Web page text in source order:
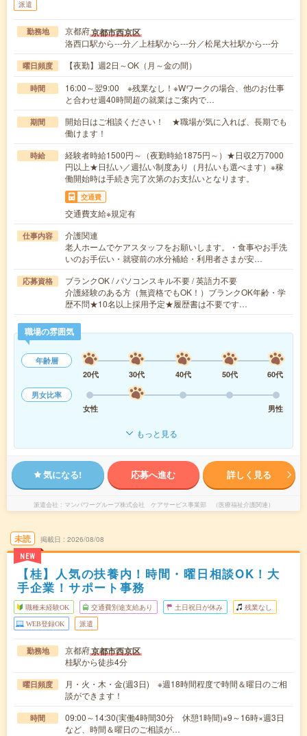
派遣
勤務地 京都府京都市西京区
洛西口駅から---分／上桂駅から---分／松尾大社駅から---分
曜日頻度 【夜勤】週2日～OK（月～金の間）
時間
16:00～翌9:00 ※残業なし！※Wワークの場合、他のお仕事
と合わせ週40時間超の就業はご案内で…
期間
開始日はご相談ください！ ★職場が気に入れば、長期でも
働けます！
時給
経験者時給1500円～（夜勤時給1875円～）★日収2万7000
円以上★日払い／週払い制度あり（月払いも選べます）※稼
働開始時は手続き完了次第のお支払いとなります。
交通費
交通費支給※規定有
仕事内容
介護関連
老人ホームでケアスタッフをお願いします。・食事やお手洗
いのお手伝い・就寝前の水分補給・利用者さまが安…
応募資格
ブランクOK / パソコンスキル不要 / 英語力不要
介護経験のある方（無資格でもOK！）ブランクOK年齢・学
歴不問★10名以上採用予定★履歴書は不要です…
職場の雰囲気
年齢層
20代
30代 40代 50代
60代
男女比率
女性
男性
もっと見る
気になる! 応募へ進む 詳しく見る
派遣会社 マンパワーグループ株式会社 ケアサービス事業部 （医療福祉介護関連）
未読
NEW
掲載日 2026/08/08
【桂】人気の扶養内！時間・曜日相談OK！大
手企業！サポート事務
職種未経験OK 交通費別途支給あり 土日祝日が休み 残業なし
WEB登録OK 派遣
勤務地 京都府京都市西京区
桂駅から徒歩4分
曜日頻度
月・火・木・金(週3日) ※週18時間程度で時間＆曜日のご相
談ができます！
時間
09:00～14:30(実働4時間30分 休憩1時間)※9～16時×週3日
など、時間＆曜日のご相談が…